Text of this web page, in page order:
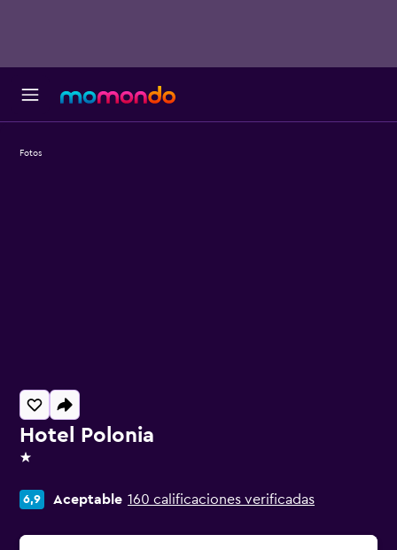
Hotel Polonia
1 estrella
6,9 Aceptable 160 calificaciones verificadas
Fotos